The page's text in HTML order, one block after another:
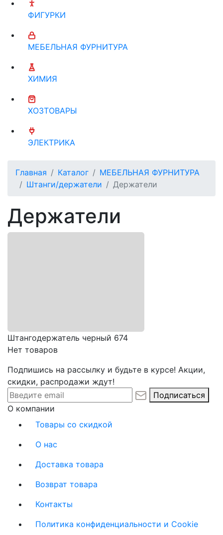
ФИГУРКИ
МЕБЕЛЬНАЯ ФУРНИТУРА
ХИМИЯ
ХОЗТОВАРЫ
ЭЛЕКТРИКА
Главная Каталог
МЕБЕЛЬНАЯ ФУРНИТУРА
Штанги/держатели
Держатели
Держатели
Штангодержатель черный 674
Нет товаров
Подпишись на рассылку и будьте в курсе! Акции,
скидки, распродажи ждут!
Подписаться
О компании
Товары со скидкой
О нас
Доставка товара
Возврат товара
Контакты
Политика конфиденциальности и Cookie